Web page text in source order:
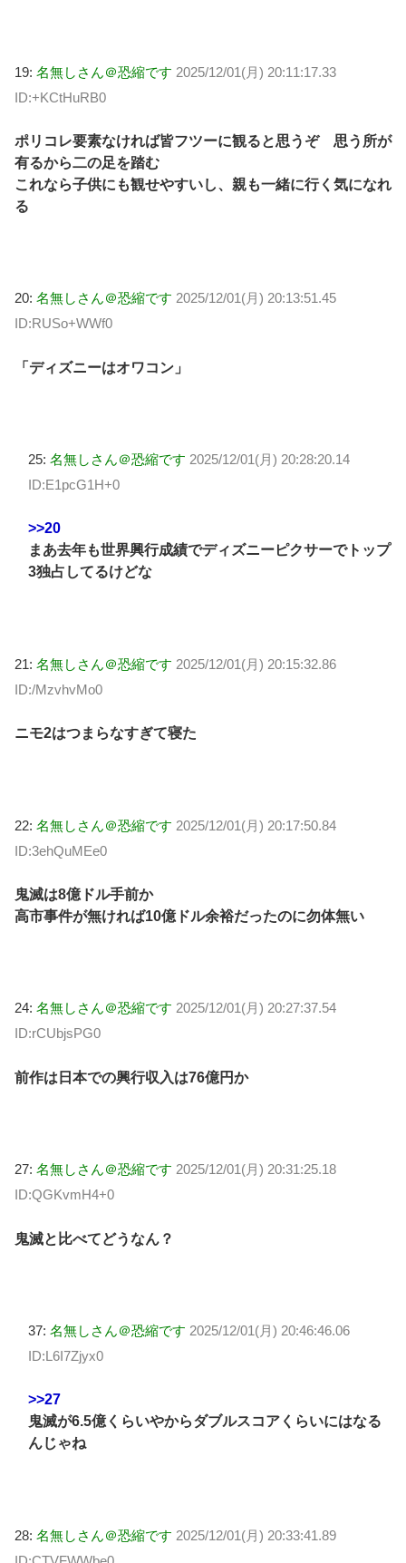
19: 名無しさん＠恐縮です 2025/12/01(月) 20:11:17.33
ID:+KCtHuRB0
ポリコレ要素なければ皆フツーに観ると思うぞ 思う所が
有るから二の足を踏む
これなら子供にも観せやすいし、親も一緒に行く気になれ
る
20: 名無しさん＠恐縮です 2025/12/01(月) 20:13:51.45
ID:RUSo+WWf0
「ディズニーはオワコン」
25: 名無しさん＠恐縮です 2025/12/01(月) 20:28:20.14
ID:E1pcG1H+0
>>20
まあ去年も世界興行成績でディズニーピクサーでトップ
3独占してるけどな
21: 名無しさん＠恐縮です 2025/12/01(月) 20:15:32.86
ID:/MzvhvMo0
ニモ2はつまらなすぎて寝た
22: 名無しさん＠恐縮です 2025/12/01(月) 20:17:50.84
ID:3ehQuMEe0
鬼滅は8億ドル手前か
高市事件が無ければ10億ドル余裕だったのに勿体無い
24: 名無しさん＠恐縮です 2025/12/01(月) 20:27:37.54
ID:rCUbjsPG0
前作は日本での興行収入は76億円か
27: 名無しさん＠恐縮です 2025/12/01(月) 20:31:25.18
ID:QGKvmH4+0
鬼滅と比べてどうなん？
37: 名無しさん＠恐縮です 2025/12/01(月) 20:46:46.06
ID:L6I7Zjyx0
>>27
鬼滅が6.5億くらいやからダブルスコアくらいにはなる
んじゃね
28: 名無しさん＠恐縮です 2025/12/01(月) 20:33:41.89